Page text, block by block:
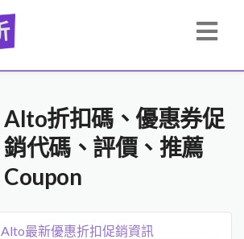
Alto折扣碼、優惠券促
銷代碼、評價、推薦
Coupon
Alto最新優惠折扣促銷資訊